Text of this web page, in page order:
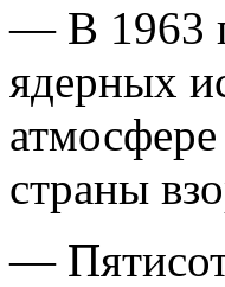
— В 1963
ядерных
страны
—